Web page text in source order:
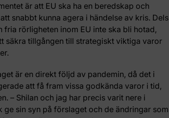
är att EU ska ha en beredskap och
snabbt kunna agera i händelse av kris. Dels
fria rörligheten inom EU inte ska bli hotad,
säkra tillgången till strategiskt viktiga varor
är en direkt följd av pandemin, då det i
att få fram vissa godkända varor i tid,
– Shilan och jag har precis varit nere i
sin syn på förslaget och de ändringar som